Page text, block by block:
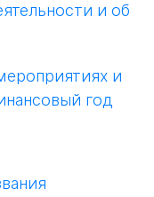
и об
и
год